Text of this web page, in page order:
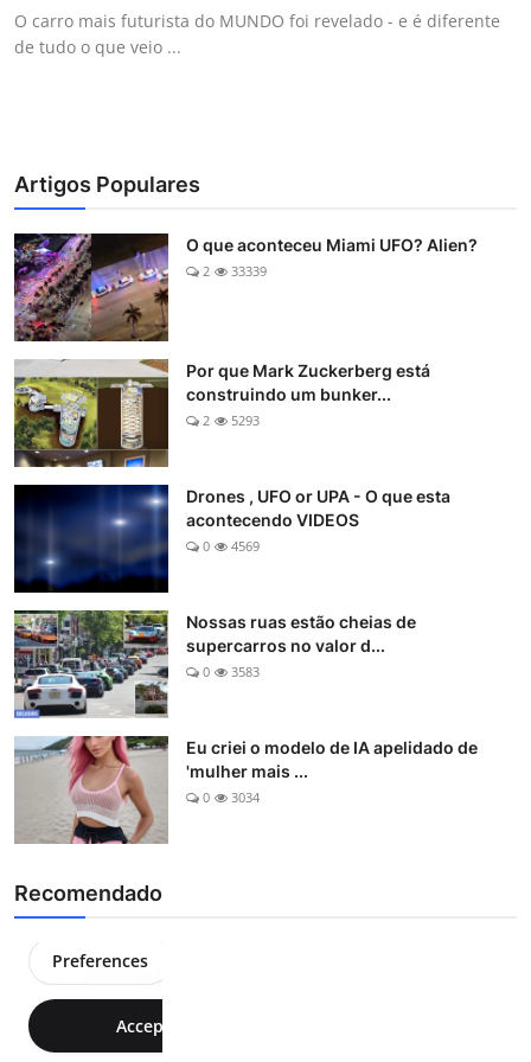
O carro mais futurista do MUNDO foi revelado - e é diferente
de tudo o que veio ...
Artigos Populares
O que aconteceu Miami UFO? Alien?
2 33339
Por que Mark Zuckerberg está
construindo um bunker...
2 5293
Drones , UFO or UPA - O que esta
acontecendo VIDEOS
0 4569
Nossas ruas estão cheias de
supercarros no valor d...
0 3583
Eu criei o modelo de IA apelidado de
'mulher mais ...
0 3034
Recomendado